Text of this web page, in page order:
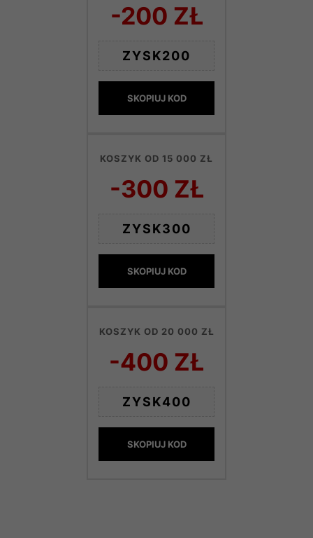
-200 ZŁ
ZYSK200
SKOPIUJ KOD
KOSZYK OD 15 000 ZŁ
-300 ZŁ
ZYSK300
SKOPIUJ KOD
KOSZYK OD 20 000 ZŁ
-400 ZŁ
ZYSK400
SKOPIUJ KOD